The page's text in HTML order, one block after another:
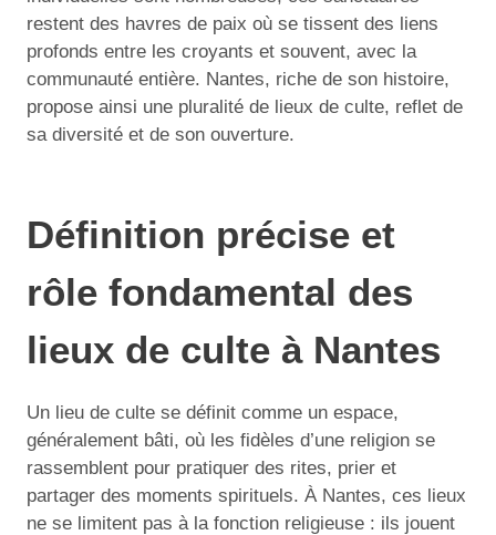
restent des havres de paix où se tissent des liens
profonds entre les croyants et souvent, avec la
communauté entière. Nantes, riche de son histoire,
propose ainsi une pluralité de lieux de culte, reflet de
sa diversité et de son ouverture.
Définition précise et
rôle fondamental des
lieux de culte à Nantes
Un lieu de culte se définit comme un espace,
généralement bâti, où les fidèles d’une religion se
rassemblent pour pratiquer des rites, prier et
partager des moments spirituels. À Nantes, ces lieux
ne se limitent pas à la fonction religieuse : ils jouent